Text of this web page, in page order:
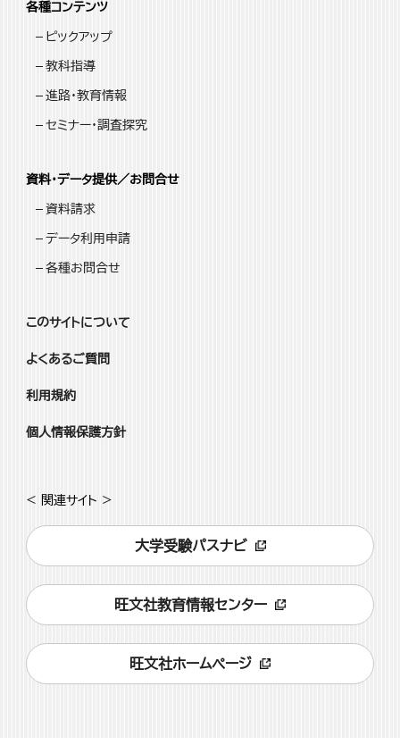
各種コンテンツ
ピックアップ
教科指導
進路・教育情報
セミナー・調査探究
資料・データ提供／お問合せ
資料請求
データ利用申請
各種お問合せ
このサイトについて
よくあるご質問
利用規約
個人情報保護方針
< 関連サイト >
大学受験パスナビ
旺文社教育情報センター
旺文社ホームページ